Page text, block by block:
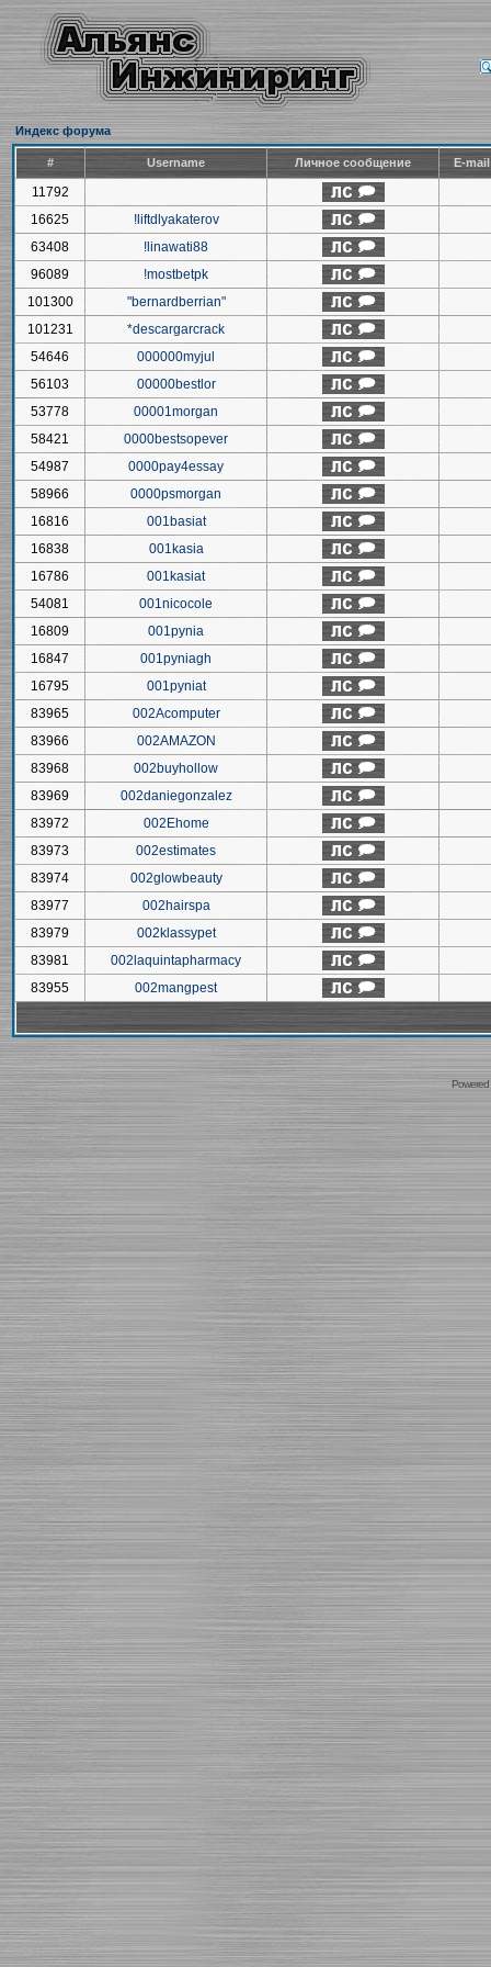
Индекс форума
# Username Личное сообщение E-
11792
16625
!liftdlyakaterov
63408
!linawati88
96089
!mostbetpk
101300
"bernardberrian"
101231
*descargarcrack
54646
000000myjul
56103
00000bestlor
53778
00001morgan
58421
0000bestsopever
54987
0000pay4essay
58966
0000psmorgan
16816
001basiat
16838
001kasia
16786
001kasiat
54081
001nicocole
16809
001pynia
16847
001pyniagh
16795
001pyniat
83965
002Acomputer
83966
002AMAZON
83968
002buyhollow
83969
002daniegonzalez
83972
002Ehome
83973
002estimates
83974
002glowbeauty
83977
002hairspa
83979
002klassypet
83981
002laquintapharmacy
83955
002mangpest